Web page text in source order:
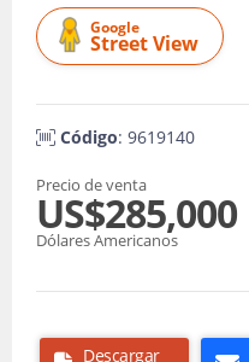
Google
Street View
Código: 9619140
Precio de venta
US$285,000
Dólares Americanos
Descargar